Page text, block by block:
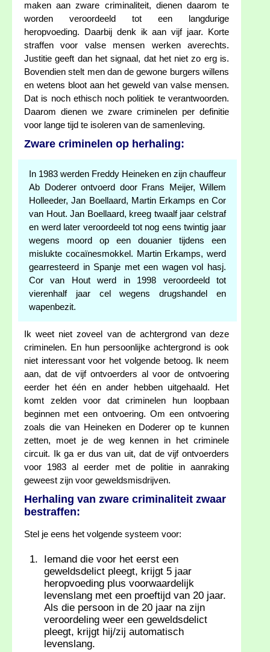
maken aan zware criminaliteit, dienen daarom te
worden veroordeeld tot een langdurige
heropvoeding. Daarbij denk ik aan vijf jaar. Korte
straffen voor valse mensen werken averechts.
Justitie geeft dan het signaal, dat het niet zo erg is.
Bovendien stelt men dan de gewone burgers willens
en wetens bloot aan het geweld van valse mensen.
Dat is noch ethisch noch politiek te verantwoorden.
Daarom dienen we zware criminelen per definitie
voor lange tijd te isoleren van de samenleving.
Zware criminelen op herhaling:
In 1983 werden Freddy Heineken en zijn chauffeur
Ab Doderer ontvoerd door Frans Meijer, Willem
Holleeder, Jan Boellaard, Martin Erkamps en Cor
van Hout. Jan Boellaard, kreeg twaalf jaar celstraf
en werd later veroordeeld tot nog eens twintig jaar
wegens moord op een douanier tijdens een
mislukte cocaïnesmokkel. Martin Erkamps, werd
gearresteerd in Spanje met een wagen vol hasj.
Cor van Hout werd in 1998 veroordeeld tot
vierenhalf jaar cel wegens drugshandel en
wapenbezit.
Ik weet niet zoveel van de achtergrond van deze
criminelen. En hun persoonlijke achtergrond is ook
niet interessant voor het volgende betoog. Ik neem
aan, dat de vijf ontvoerders al voor de ontvoering
eerder het één en ander hebben uitgehaald. Het
komt zelden voor dat criminelen hun loopbaan
beginnen met een ontvoering. Om een ontvoering
zoals die van Heineken en Doderer op te kunnen
zetten, moet je de weg kennen in het criminele
circuit. Ik ga er dus van uit, dat de vijf ontvoerders
voor 1983 al eerder met de politie in aanraking
geweest zijn voor geweldsmisdrijven.
Herhaling van zware criminaliteit zwaar
bestraffen:
Stel je eens het volgende systeem voor:
Iemand die voor het eerst een
geweldsdelict pleegt, krijgt 5 jaar
heropvoeding plus voorwaardelijk
levenslang met een proeftijd van 20 jaar.
Als die persoon in de 20 jaar na zijn
veroordeling weer een geweldsdelict
pleegt, krijgt hij/zij automatisch
levenslang.